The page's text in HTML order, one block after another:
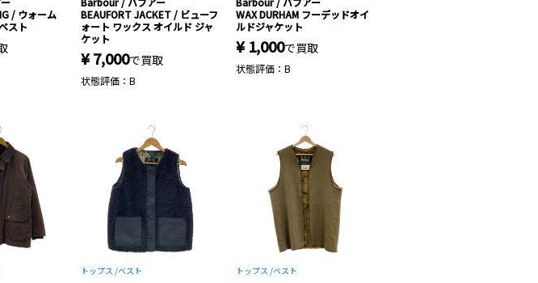
/ ウォーム
スト
BEAUFORT JACKET / ビューフ
ォート ワックス オイルド ジャ
ケット
¥ 7,000で買取
状態評価：B
WAX DURHAM フーデッドオイ
ルドジャケット
¥ 1,000で買取
状態評価：B
トップス /ベスト トップス /ベスト